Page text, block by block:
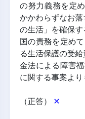
の努力義務を定
かかわらずなお
の生活」を確保
国の責務を定め
る生活保護の受
金法による障害
に関する事案より
（正答） ✕